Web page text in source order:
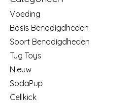
Voeding
Basis Benodigdheden
Sport Benodigdheden
Tug Toys
Nieuw
SodaPup
Cellkick